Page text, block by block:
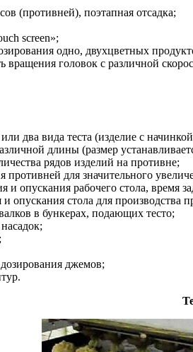
(противней), поэтапная отсадка;
screen»;
одно, двухцветных
головок с различной
два вида теста (изделие с
длины (размер
рядов изделий на противне;
для значительного
и опускания рабочего стола, время
опускания стола для производства
в бункерах, подающих тесто;
джемов;